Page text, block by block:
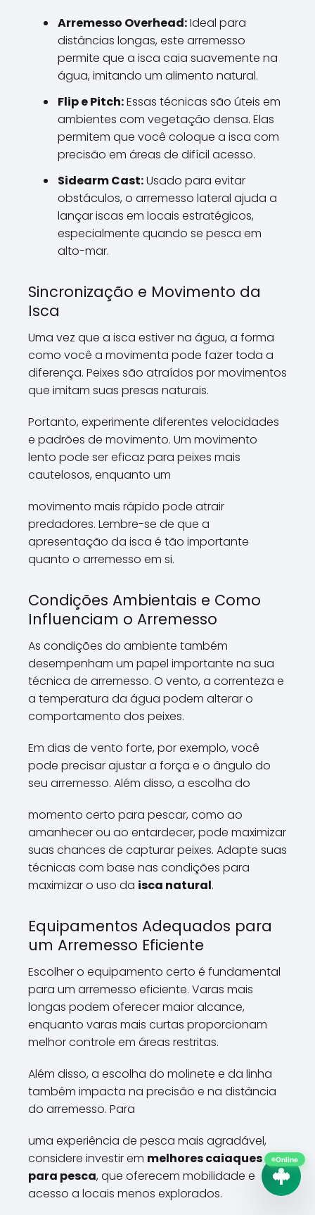
Arremesso Overhead:Ideal para
distâncias longas, este arremesso
permite que a isca caia suavemente na
água, imitando um alimento natural.
Flip e Pitch:Essas técnicas são úteis em
ambientes com vegetação densa. Elas
permitem que você coloque a isca com
precisão em áreas de difícil acesso.
Sidearm Cast:Usado para evitar
obstáculos, o arremesso lateral ajuda a
lançar iscas em locais estratégicos,
especialmente quando se pesca em
alto-mar.
Sincronização e Movimento da
Isca
Uma vez que a isca estiver na água, a forma
como você a movimenta pode fazer toda a
diferença. Peixes são atraídos por movimentos
que imitam suas presas naturais.
Portanto, experimente diferentes velocidades
e padrões de movimento. Um movimento
lento pode ser eficaz para peixes mais
cautelosos, enquanto um
movimento mais rápido pode atrair
predadores. Lembre-se de que a
apresentação da isca é tão importante
quanto o arremesso em si.
Condições Ambientais e Como
Influenciam o Arremesso
As condições do ambiente também
desempenham um papel importante na sua
técnica de arremesso. O vento, a correnteza e
a temperatura da água podem alterar o
comportamento dos peixes.
Em dias de vento forte, por exemplo, você
pode precisar ajustar a força e o ângulo do
seu arremesso. Além disso, a escolha do
momento certo para pescar, como ao
amanhecer ou ao entardecer, pode maximizar
suas chances de capturar peixes. Adapte suas
técnicas com base nas condições para
maximizar o uso da isca natural.
Equipamentos Adequados para
um Arremesso Eficiente
Escolher o equipamento certo é fundamental
para um arremesso eficiente. Varas mais
longas podem oferecer maior alcance,
enquanto varas mais curtas proporcionam
melhor controle em áreas restritas.
Além disso, a escolha do molinete e da linha
também impacta na precisão e na distância
do arremesso. Para
uma experiência de pesca mais agradável,
considere investir em melhores caiaques
para pesca, que oferecem mobilidade e
acesso a locais menos explorados.
Online